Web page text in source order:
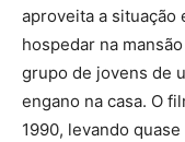
aproveita a situação
hospedar na
grupo de jovens de
engano na casa. O
1990, levando